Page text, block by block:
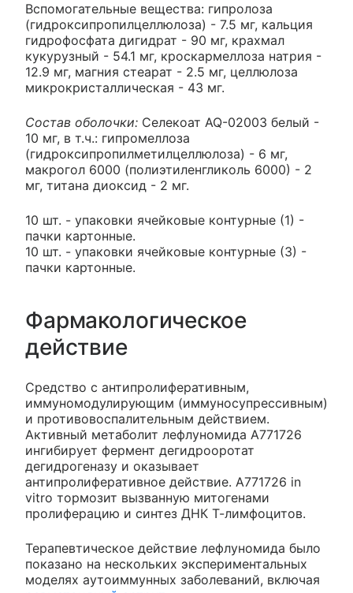
Вспомогательные вещества: гипролоза
(гидроксипропилцеллюлоза) - 7.5 мг, кальция
гидрофосфата дигидрат - 90 мг, крахмал
кукурузный - 54.1 мг, кроскармеллоза натрия -
12.9 мг, магния стеарат - 2.5 мг, целлюлоза
микрокристаллическая - 43 мг.
Состав оболочки: Селекоат AQ-02003 белый -
10 мг, в т.ч.: гипромеллоза
(гидроксипропилметилцеллюлоза) - 6 мг,
макрогол 6000 (полиэтиленгликоль 6000) - 2
мг, титана диоксид - 2 мг.
10 шт. - упаковки ячейковые контурные (1) -
пачки картонные.
10 шт. - упаковки ячейковые контурные (3) -
пачки картонные.
Фармакологическое
действие
Средство с антипролиферативным,
иммуномодулирующим (иммуносупрессивным)
и противовоспалительным действием.
Активный метаболит лефлуномида А771726
ингибирует фермент дегидрооротат
дегидрогеназу и оказывает
антипролиферативное действие. А771726 in
vitro тормозит вызванную митогенами
пролиферацию и синтез ДНК Т-лимфоцитов.
Терапевтическое действие лефлуномида было
показано на нескольких экспериментальных
моделях аутоиммунных заболеваний, включая